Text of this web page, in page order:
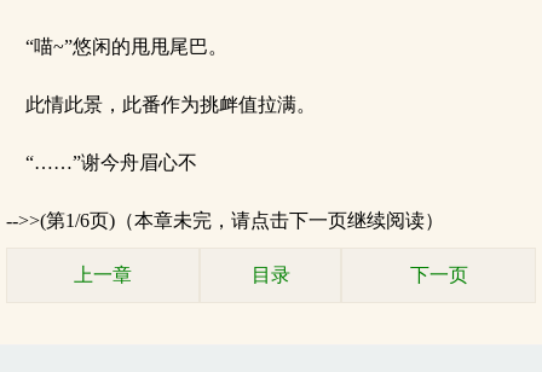
“喵~”悠闲的甩甩尾巴。
此情此景，此番作为挑衅值拉满。
“……”谢今舟眉心不
-->>(第1/6页)（本章未完，请点击下一页继续阅读）
上一章 目录 下一页